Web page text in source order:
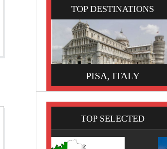
TOP DESTINATIONS
PISA, ITALY
TOP SELECTED